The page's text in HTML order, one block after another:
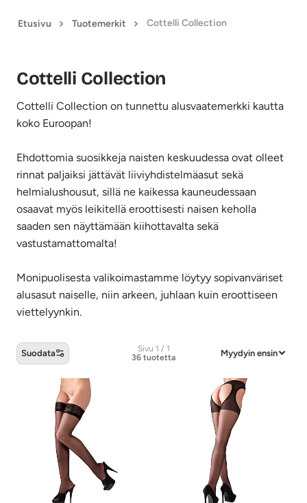
Etusivu Tuotemerkit Cottelli Collection
Cottelli Collection
Cottelli Collection on tunnettu alusvaatemerkki kautta
koko Euroopan!
Ehdottomia suosikkeja naisten keskuudessa ovat olleet
rinnat paljaiksi jättävät liiviyhdistelmäasut sekä
helmialushousut, sillä ne kaikessa kauneudessaan
osaavat myös leikitellä eroottisesti naisen keholla
saaden sen näyttämään kiihottavalta sekä
vastustamattomalta!
Monipuolisesta valikoimastamme löytyy sopivanväriset
alusasut naiselle, niin arkeen, juhlaan kuin eroottiseen
viettelyynkin.
Suodata
Sivu 1 / 1
36 tuotetta
Myydyin ensin
Cottelli Collection -tuotteet